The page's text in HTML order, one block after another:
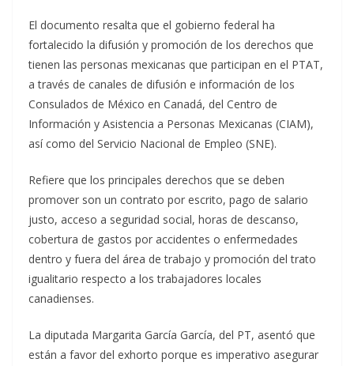
El documento resalta que el gobierno federal ha
fortalecido la difusión y promoción de los derechos que
tienen las personas mexicanas que participan en el PTAT,
a través de canales de difusión e información de los
Consulados de México en Canadá, del Centro de
Información y Asistencia a Personas Mexicanas (CIAM),
así como del Servicio Nacional de Empleo (SNE).
Refiere que los principales derechos que se deben
promover son un contrato por escrito, pago de salario
justo, acceso a seguridad social, horas de descanso,
cobertura de gastos por accidentes o enfermedades
dentro y fuera del área de trabajo y promoción del trato
igualitario respecto a los trabajadores locales
canadienses.
La diputada Margarita García García, del PT, asentó que
están a favor del exhorto porque es imperativo asegurar